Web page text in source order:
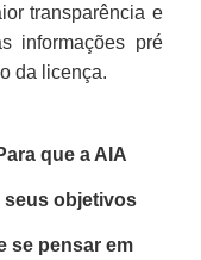
transparência e
informações pré
da licença.
que a AIA
seus objetivos
se pensar em